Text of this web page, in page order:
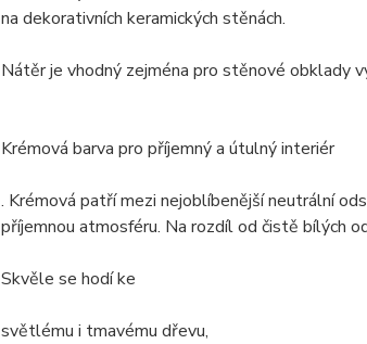
na dekorativních keramických stěnách.
Nátěr je vhodný zejména pro stěnové obklady
Krémová barva pro příjemný a útulný interiér
. Krémová patří mezi nejoblíbenější neutrální
příjemnou atmosféru. Na rozdíl od čistě bílých
Skvěle se hodí ke
světlému i tmavému dřevu,